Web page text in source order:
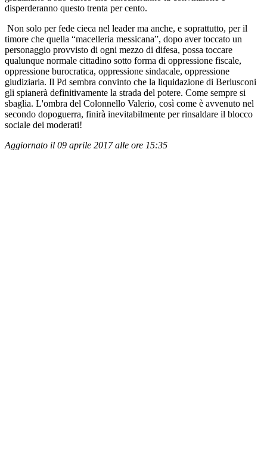
disperderanno questo trenta per cento.
Non solo per fede cieca nel leader ma anche, e soprattutto, per il
timore che quella “macelleria messicana”, dopo aver toccato un
personaggio provvisto di ogni mezzo di difesa, possa toccare
qualunque normale cittadino sotto forma di oppressione fiscale,
oppressione burocratica, oppressione sindacale, oppressione
giudiziaria. Il Pd sembra convinto che la liquidazione di Berlusconi
gli spianerà definitivamente la strada del potere. Come sempre si
sbaglia. L'ombra del Colonnello Valerio, così come è avvenuto nel
secondo dopoguerra, finirà inevitabilmente per rinsaldare il blocco
sociale dei moderati!
Aggiornato il 09 aprile 2017 alle ore 15:35